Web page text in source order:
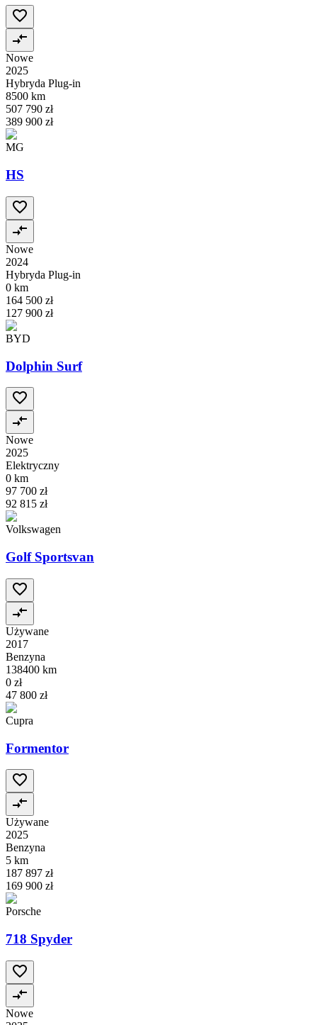
Nowe
2025
Hybryda Plug-in
8500 km
507 790 zł
389 900 zł
MG
HS
Nowe
2024
Hybryda Plug-in
0 km
164 500 zł
127 900 zł
BYD
Dolphin Surf
Nowe
2025
Elektryczny
0 km
97 700 zł
92 815 zł
Volkswagen
Golf Sportsvan
Używane
2017
Benzyna
138400 km
0 zł
47 800 zł
Cupra
Formentor
Używane
2025
Benzyna
5 km
187 897 zł
169 900 zł
Porsche
718 Spyder
Nowe